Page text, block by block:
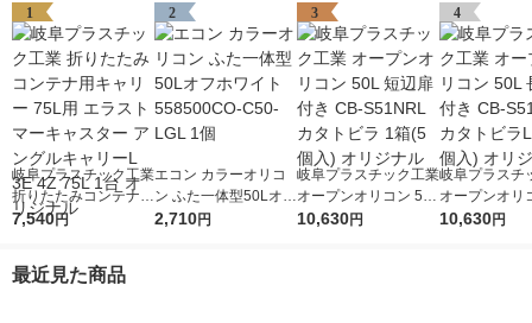
1
岐阜プラスチック工業
折りたたみコンテナ用
キャリー 75L用 エラ
E 4Z 75L 1台 オリジ
7,540円
2
エコン カラーオリコ
ン ふた一体型50Lオフ
ホワイト 558500CO-
2,710円
3
岐阜プラスチック工業
オープンオリコン 50L
短辺扉付き CB-S51N
10,630円
4
岐阜プラスチ
オープンオリ
長辺扉付き
10,630円
最近見た商品